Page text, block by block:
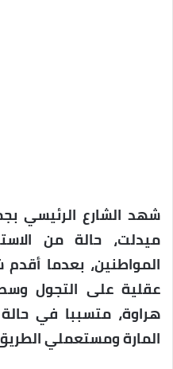
شهد الشارع الرئيسي
ميدلت، حالة من
المواطنين، بعدما
عقلية على التجول
هراوة، متسببا في
المارة ومستعملي